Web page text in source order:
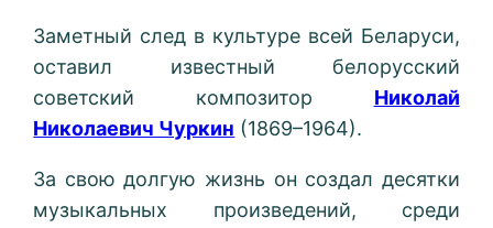
Заметный след в культуре всей Беларуси,
оставил известный белорусский
советский композитор Николай
Николаевич Чуркин (1869–1964).
За свою долгую жизнь он создал десятки
музыкальных произведений, среди